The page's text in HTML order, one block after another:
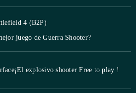
4 (B2P)
juego de Guerra Shooter?
¡El explosivo shooter Free to play !